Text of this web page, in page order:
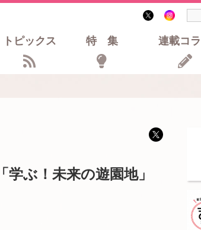
トピックス 特集 連載コ
ぶ！未来の遊園地」